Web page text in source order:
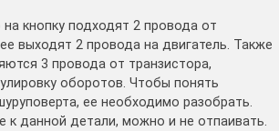
кнопку подходят 2 провода от
выходят 2 провода на двигатель. Также
3 провода от транзистора,
оборотов. Чтобы понять
ее необходимо разобрать.
к данной детали, можно и не отпаивать.